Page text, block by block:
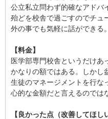
公立私立問わず的確なアドバ
殆どを校舎で過ごすのでチュ
外の事でも気軽に話ができる。
【料金】
医学部専門校舎というだけあ
かなりの額ではある。しかし
生徒のマネージメントを行な
心的な金額だと言えるのでは
【良かった点（改善してほし